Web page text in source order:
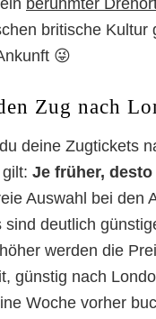
berühmter
britische Kultur
😜
Zug nach
deine Zugtickets
Je früher, desto
Auswahl bei den
sind deutlich
werden die
günstig nach
Woche vorher